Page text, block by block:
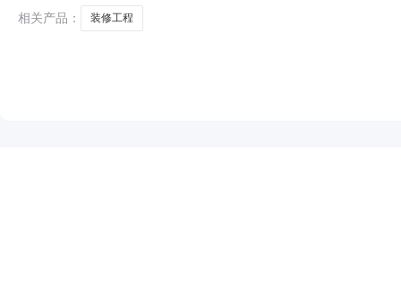
相关产品：
装修工程